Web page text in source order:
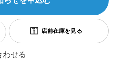
わせる